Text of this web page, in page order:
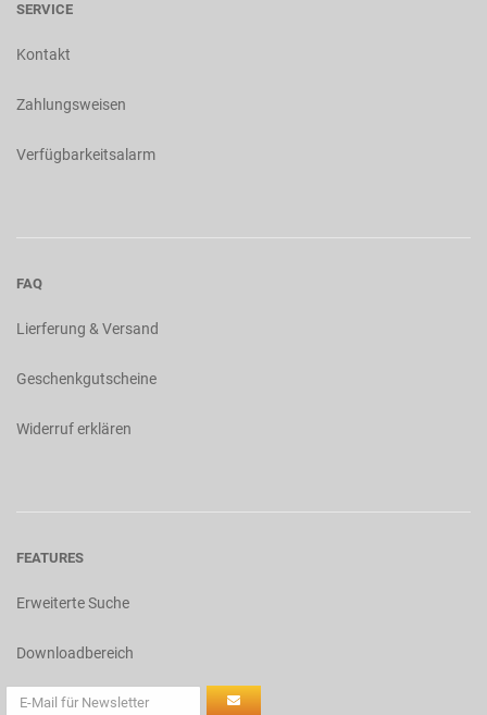
SERVICE
Kontakt
Zahlungsweisen
Verfügbarkeitsalarm
FAQ
Lierferung & Versand
Geschenkgutscheine
Widerruf erklären
FEATURES
Erweiterte Suche
Downloadbereich